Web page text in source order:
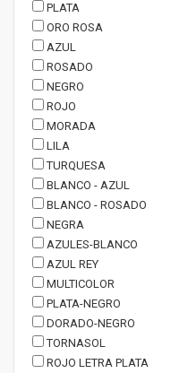
PLATA
ORO ROSA
AZUL
ROSADO
NEGRO
ROJO
MORADA
LILA
TURQUESA
BLANCO - AZUL
BLANCO - ROSADO
NEGRA
AZULES-BLANCO
AZUL REY
MULTICOLOR
PLATA-NEGRO
DORADO-NEGRO
TORNASOL
ROJO LETRA PLATA